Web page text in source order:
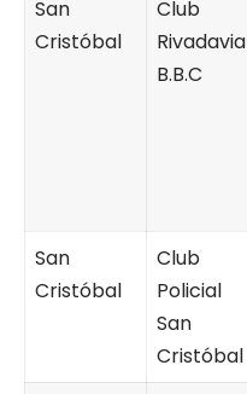
San
Cristóbal
Club
Rivadavia
B.B.C
San
Cristóbal
Club
Policial
San
Cristóbal